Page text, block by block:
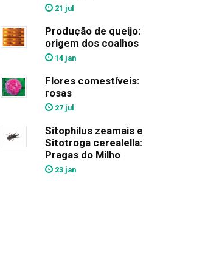
21 jul
Produção de queijo:
origem dos coalhos
14 jan
Flores comestíveis:
rosas
27 jul
Sitophilus zeamais e
Sitotroga cerealella:
Pragas do Milho
23 jan